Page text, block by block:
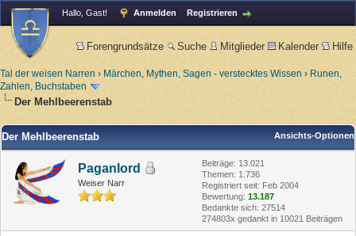
Hallo, Gast! Anmelden Registrieren
Forengrundsätze Suche Mitglieder Kalender Hilfe
Tal der weisen Narren › Märchen, Mythen, Sagen - verstecktes Wissen ›Runen,
Zahlen, Buchstaben
Der Mehlbeerenstab
Ansichts-Optionen
Der Mehlbeerenstab
Paganlord
Weiser Narr
Beiträge: 13.021
Themen: 1.736
Registriert seit: Feb 2004
Bewertung: 13.187
Bedankte sich: 27514
274803x gedankt in 10021 Beiträgen